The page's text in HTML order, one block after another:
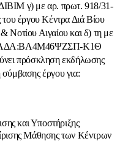
γ) με αρ. πρωτ. 918/31-
έργου Κέντρα Διά Βίου
Αιγαίου και δ) τη με
ΑΔΑ:ΒΛ4Μ46ΨΖΣΠ-Κ1Θ
πρόσκληση εκδήλωσης
σύμβασης έργου για:
και Υποστήριξης
Μάθησης των Κέντρων